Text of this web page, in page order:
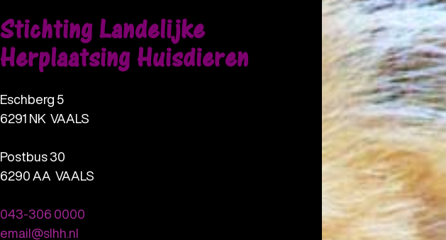
Stichting Landelijke
Herplaatsing Huisdieren
Eschberg 5
6291 NK VAALS
Postbus 30
6290 AA VAALS
043-306 0000
email@slhh.nl